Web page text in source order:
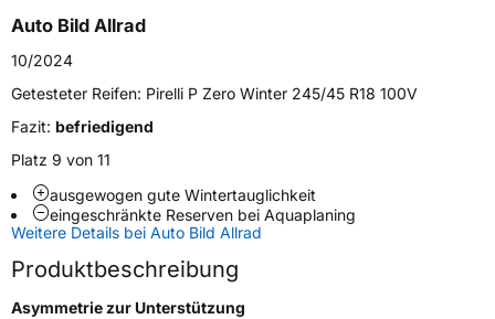
Generelle Merkmale
Fahrzeugtyp
VerwendungWinterreifen
ModellnameP Zero Winter
Fahrzeugart
Weitere Eigenschaften
SchlauchtypTL
Auto Bild Allrad
10/2024
Getesteter Reifen: Pirelli P Zero Winter 245/45 R18 100V
Fazit: befriedigend
Platz 9 von 11
ausgewogen gute Wintertauglichkeit
eingeschränkte Reserven bei Aquaplaning
Weitere Details bei Auto Bild Allrad
Produktbeschreibung
Asymmetrie zur Unterstützung